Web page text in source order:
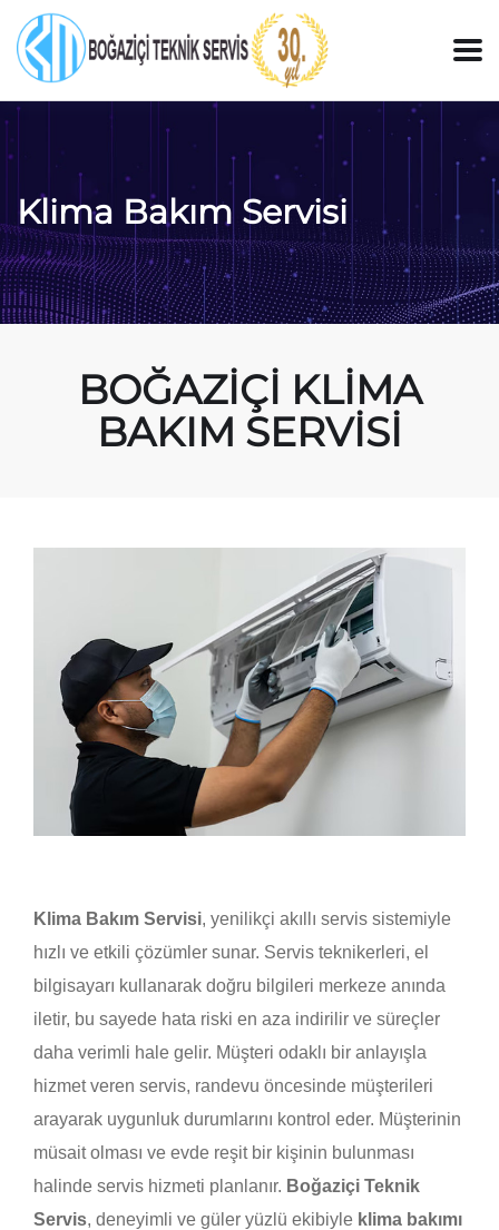
Klima Bakım Servisi
BOĞAZİÇİ KLİMA
BAKIM SERVİSİ
Klima Bakım Servisi, yenilikçi akıllı servis sistemiyle
hızlı ve etkili çözümler sunar. Servis teknikerleri, el
bilgisayarı kullanarak doğru bilgileri merkeze anında
iletir, bu sayede hata riski en aza indirilir ve süreçler
daha verimli hale gelir. Müşteri odaklı bir anlayışla
hizmet veren servis, randevu öncesinde müşterileri
arayarak uygunluk durumlarını kontrol eder. Müşterinin
müsait olması ve evde reşit bir kişinin bulunması
halinde servis hizmeti planlanır. Boğaziçi Teknik
Servis, deneyimli ve güler yüzlü ekibiyle klima bakımı